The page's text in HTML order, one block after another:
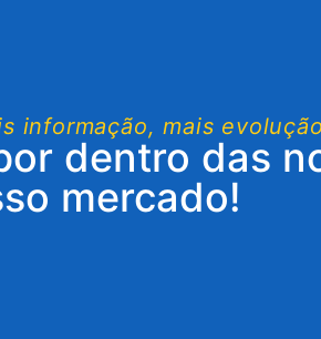
informação, mais
dentro das
mercado!